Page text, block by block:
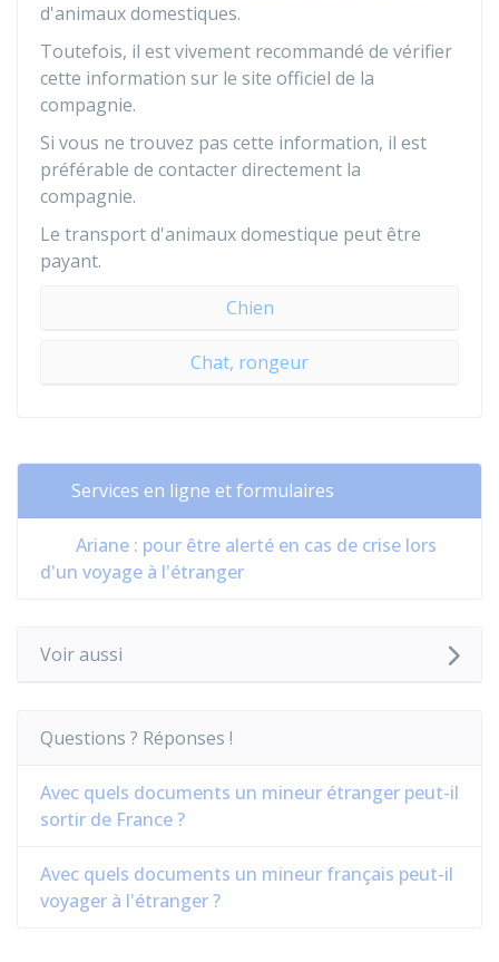
d'animaux domestiques.
Toutefois, il est vivement recommandé de vérifier
cette information sur le site officiel de la
compagnie.
Si vous ne trouvez pas cette information, il est
préférable de contacter directement la
compagnie.
Le transport d'animaux domestique peut être
payant.
Chien
Chat, rongeur
Services en ligne et formulaires
Ariane : pour être alerté en cas de crise lors
d'un voyage à l'étranger
Voir aussi
Questions ? Réponses !
Avec quels documents un mineur étranger peut-il
sortir de France ?
Avec quels documents un mineur français peut-il
voyager à l'étranger ?